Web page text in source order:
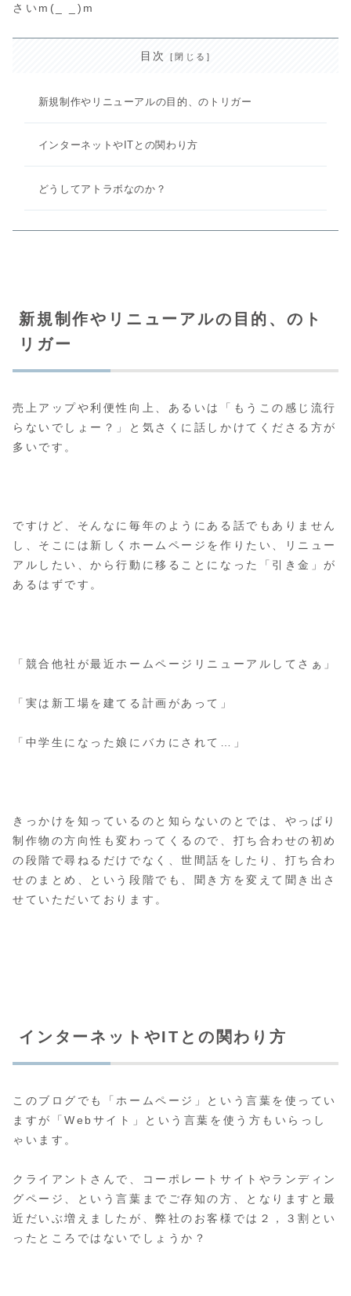
さいm(_ _)m
目次
新規制作やリニューアルの目的、のトリガー
インターネットやITとの関わり方
どうしてアトラボなのか？
新規制作やリニューアルの目的、のト
リガー
売上アップや利便性向上、あるいは「もうこの感じ流行
らないでしょー？」と気さくに話しかけてくださる方が
多いです。
ですけど、そんなに毎年のようにある話でもありません
し、そこには新しくホームページを作りたい、リニュー
アルしたい、から行動に移ることになった「引き金」が
あるはずです。
「競合他社が最近ホームページリニューアルしてさぁ」
「実は新工場を建てる計画があって」
「中学生になった娘にバカにされて…」
きっかけを知っているのと知らないのとでは、やっぱり
制作物の方向性も変わってくるので、打ち合わせの初め
の段階で尋ねるだけでなく、世間話をしたり、打ち合わ
せのまとめ、という段階でも、聞き方を変えて聞き出さ
せていただいております。
インターネットやITとの関わり方
このブログでも「ホームページ」という言葉を使ってい
ますが「Webサイト」という言葉を使う方もいらっし
ゃいます。
クライアントさんで、コーポレートサイトやランディン
グページ、という言葉までご存知の方、となりますと最
近だいぶ増えましたが、弊社のお客様では２，３割とい
ったところではないでしょうか？